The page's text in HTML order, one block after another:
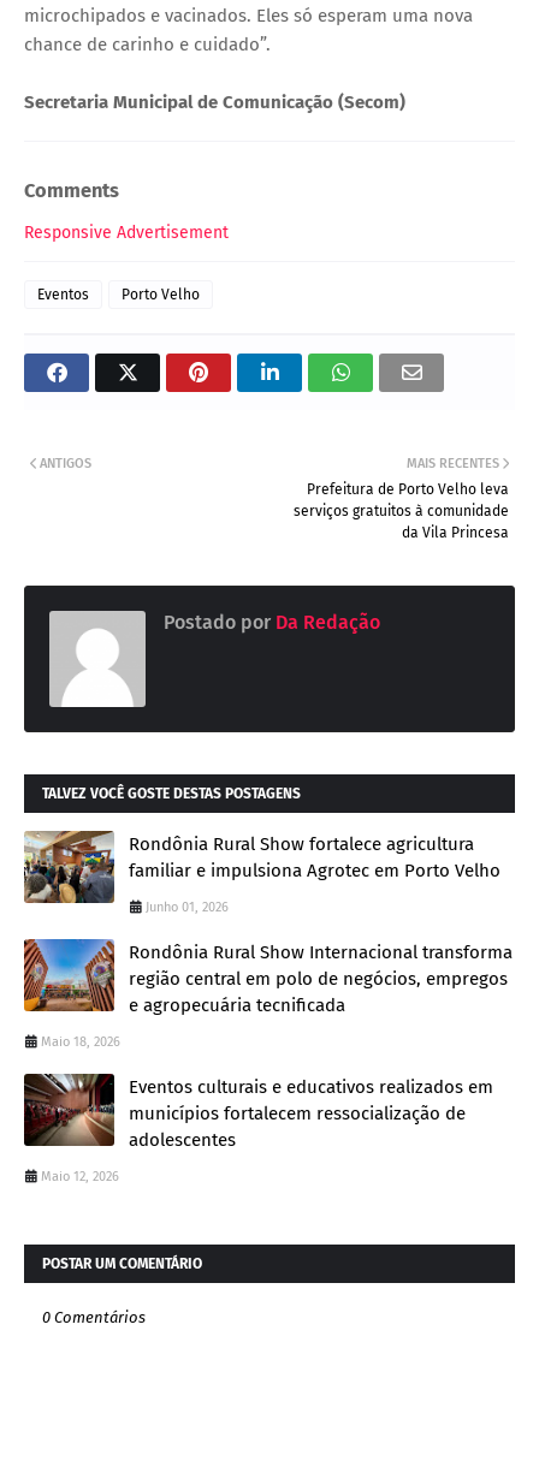
microchipados e vacinados. Eles só esperam uma nova
chance de carinho e cuidado”.
Secretaria Municipal de Comunicação (Secom)
Comments
Responsive Advertisement
Eventos Porto Velho
MAIS RECENTES
Prefeitura de Porto Velho leva
serviços gratuitos à comunidade
da Vila Princesa
ANTIGOS
Postado por Da Redação
TALVEZ VOCÊ GOSTE DESTAS POSTAGENS
Rondônia Rural Show fortalece agricultura
familiar e impulsiona Agrotec em Porto Velho
Junho 01, 2026
Rondônia Rural Show Internacional transforma
região central em polo de negócios, empregos
e agropecuária tecnificada
Maio 18, 2026
Eventos culturais e educativos realizados em
municípios fortalecem ressocialização de
adolescentes
Maio 12, 2026
POSTAR UM COMENTÁRIO
0 Comentários